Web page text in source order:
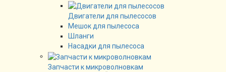
Двигатели для пылесосов
Мешок для пылесоса
Шланги
Насадки для пылесоса
Запчасти к микроволновкам